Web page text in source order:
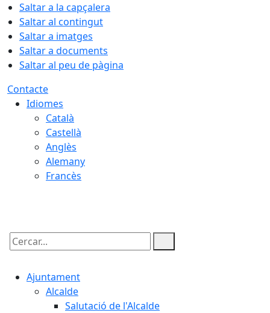
Saltar a la capçalera
Saltar al contingut
Saltar a imatges
Saltar a documents
Saltar al peu de pàgina
Contacte
Idiomes
Català
Castellà
Anglès
Alemany
Francès
Cercar:
Ajuntament
Alcalde
Salutació de l'Alcalde